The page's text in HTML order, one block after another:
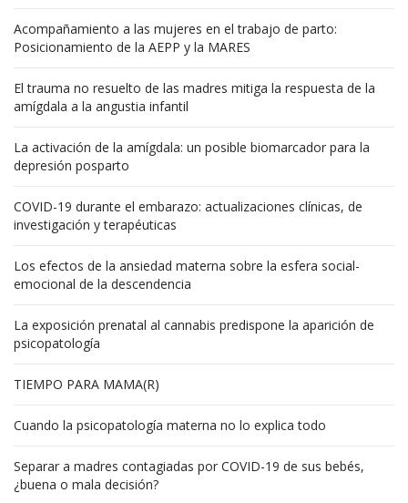
Acompañamiento a las mujeres en el trabajo de parto:
Posicionamiento de la AEPP y la MARES
El trauma no resuelto de las madres mitiga la respuesta de la
amígdala a la angustia infantil
La activación de la amígdala: un posible biomarcador para la
depresión posparto
COVID-19 durante el embarazo: actualizaciones clínicas, de
investigación y terapéuticas
Los efectos de la ansiedad materna sobre la esfera social-
emocional de la descendencia
La exposición prenatal al cannabis predispone la aparición de
psicopatología
TIEMPO PARA MAMA(R)
Cuando la psicopatología materna no lo explica todo
Separar a madres contagiadas por COVID-19 de sus bebés,
¿buena o mala decisión?